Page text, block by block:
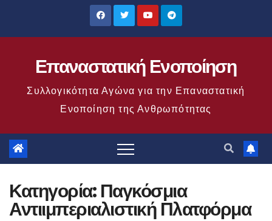
Επαναστατική Ενοποίηση
Συλλογικότητα Αγώνα για την Επαναστατική
Ενοποίηση της Ανθρωπότητας
Κατηγορία: Παγκόσμια
Αντιιμπεριαλιστική Πλατφόρμα